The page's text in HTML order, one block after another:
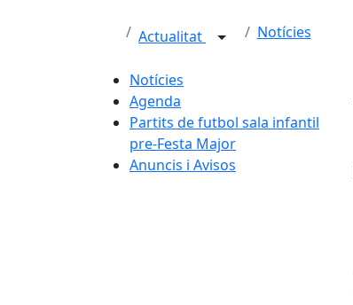
Actualitat Notícies
Notícies
Agenda
Partits de futbol sala infantil
pre-Festa Major
Anuncis i Avisos